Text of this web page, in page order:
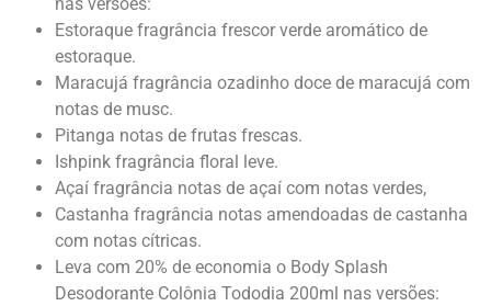
nas versões:
Estoraque fragrância frescor verde aromático de
estoraque.
Maracujá fragrância ozadinho doce de maracujá com
notas de musc.
Pitanga notas de frutas frescas.
Ishpink fragrância floral leve.
Açaí fragrância notas de açaí com notas verdes,
Castanha fragrância notas amendoadas de castanha
com notas cítricas.
Leva com 20% de economia o Body Splash
Desodorante Colônia Tododia 200ml nas versões: